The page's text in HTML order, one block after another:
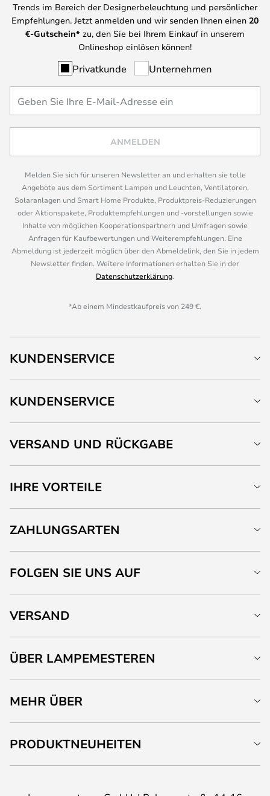
Trends im Bereich der Designerbeleuchtung und persönlicher
Empfehlungen. Jetzt anmelden und wir senden Ihnen einen 20
€-Gutschein* zu, den Sie bei Ihrem Einkauf in unserem
Onlineshop einlösen können!
Privatkunde Unternehmen
ANMELDEN
Melden Sie sich für unseren Newsletter an und erhalten sie tolle
Angebote aus dem Sortiment Lampen und Leuchten, Ventilatoren,
Solaranlagen und Smart Home Produkte, Produktpreis-Reduzierungen
oder Aktionspakete, Produktempfehlungen und -vorstellungen sowie
Inhalte von möglichen Kooperationspartnern und Umfragen sowie
Anfragen für Kaufbewertungen und Weiterempfehlungen. Eine
Abmeldung ist jederzeit möglich über den Abmeldelink, den Sie in jedem
Newsletter finden. Weitere Informationen erhalten Sie in der
Datenschutzerklärung.
*Ab einem Mindestkaufpreis von 249 €.
KUNDENSERVICE
KUNDENSERVICE
VERSAND UND RÜCKGABE
IHRE VORTEILE
ZAHLUNGSARTEN
FOLGEN SIE UNS AUF
VERSAND
ÜBER LAMPEMESTEREN
MEHR ÜBER
PRODUKTNEUHEITEN